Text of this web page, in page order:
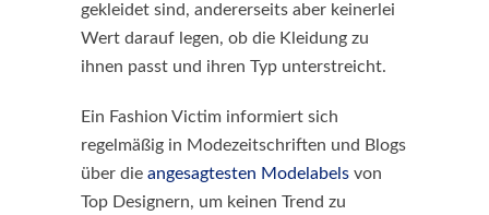
gekleidet sind, andererseits aber keinerlei
Wert darauf legen, ob die Kleidung zu
ihnen passt und ihren Typ unterstreicht.
Ein Fashion Victim informiert sich
regelmäßig in Modezeitschriften und Blogs
über die angesagtesten Modelabels von
Top Designern, um keinen Trend zu